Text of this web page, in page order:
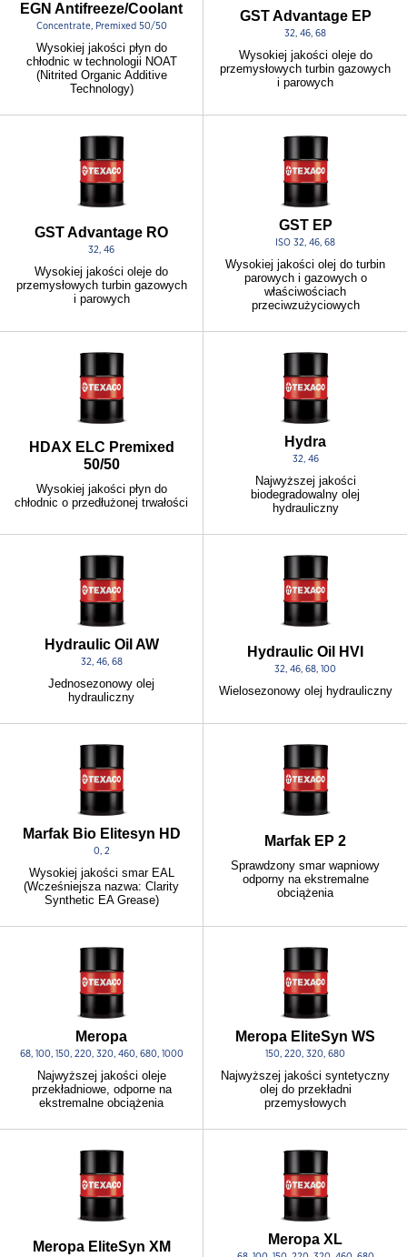
EGN Antifreeze/Coolant
Concentrate, Premixed 50/50
Wysokiej jakości płyn do
chłodnic w technologii NOAT
(Nitrited Organic Additive
Technology)
GST Advantage EP
32, 46, 68
Wysokiej jakości oleje do
przemysłowych turbin gazowych
i parowych
GST Advantage RO
32, 46
Wysokiej jakości oleje do
przemysłowych turbin gazowych
i parowych
GST EP
ISO 32, 46, 68
Wysokiej jakości olej do turbin
parowych i gazowych o
właściwościach
przeciwzużyciowych
HDAX ELC Premixed
50/50
Wysokiej jakości płyn do
chłodnic o przedłużonej trwałości
Hydra
32, 46
Najwyższej jakości
biodegradowalny olej
hydrauliczny
Hydraulic Oil AW
32, 46, 68
Jednosezonowy olej
hydrauliczny
Hydraulic Oil HVI
32, 46, 68, 100
Wielosezonowy olej hydrauliczny
Marfak Bio Elitesyn HD
0, 2
Wysokiej jakości smar EAL
(Wcześniejsza nazwa: Clarity
Synthetic EA Grease)
Marfak EP 2
Sprawdzony smar wapniowy
odporny na ekstremalne
obciążenia
Meropa
68, 100, 150, 220, 320, 460, 680, 1000
Najwyższej jakości oleje
przekładniowe, odporne na
ekstremalne obciążenia
Meropa EliteSyn WS
150, 220, 320, 680
Najwyższej jakości syntetyczny
olej do przekładni
przemysłowych
Meropa EliteSyn XM Meropa XL